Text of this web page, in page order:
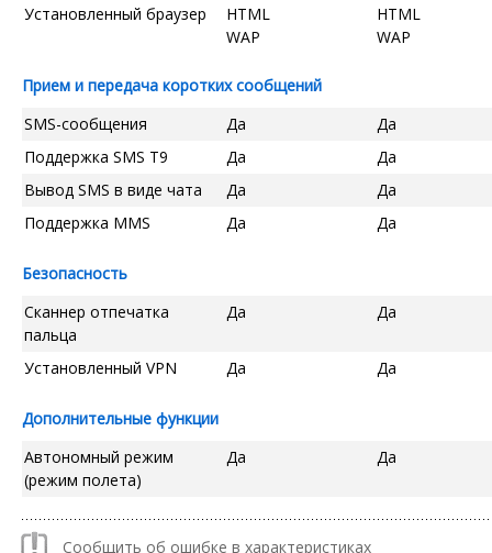
Установленный браузер
HTML
WAP
HTML
WAP
Прием и передача коротких сообщений
SMS-сообщения
Да
Да
Поддержка SMS T9
Да
Да
Вывод SMS в виде чата
Да
Да
Поддержка MMS
Да Да
Безопасность
Сканнер отпечатка
пальца
Да Да
Установленный VPN Да Да
Дополнительные функции
Автономный режим
(режим полета)
Да Да
Сообщить об ошибке в характеристиках